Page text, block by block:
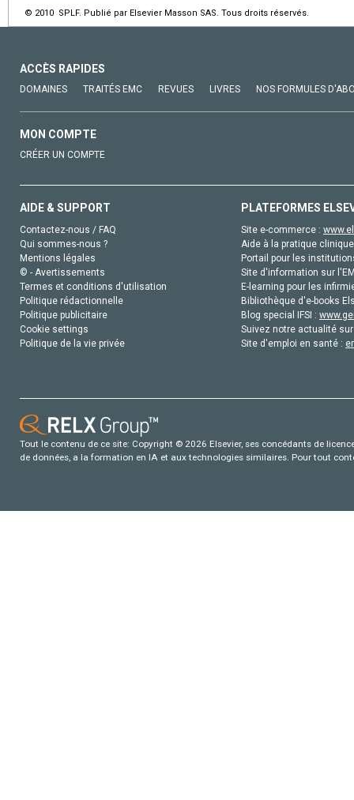
© 2010 SPLF. Publié par Elsevier Masson SAS. Tous droits réservés.
ACCÈS RAPIDES
DOMAINES TRAITÉS EMC REVUES LIVRES NOS FORMULES
MON COMPTE
CRÉER UN COMPTE
AIDE & SUPPORT
Contactez-nous / FAQ
Qui sommes-nous ?
Mentions légales
© - Avertissements
Termes et conditions d'utilisation
Politique rédactionnelle
Politique publicitaire
Cookie settings
Politique de la vie privée
PLATEFORMES
Site e-commerce :
Aide à la pratique
Portail pour les
Site d'information sur
E-learning pour les
Bibliothèque d'e-books
Blog special IFSI :
Suivez notre actualité
Site d'emploi en santé :
Tout le contenu de ce site: Copyright © 2026 Elsevier, ses concédants de
de données, a la formation en IA et aux technologies similaires. Pour tout